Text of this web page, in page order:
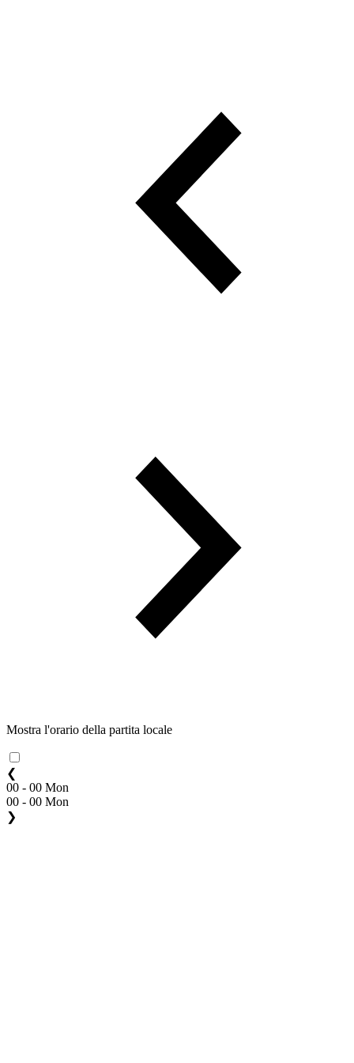
Mostra l'orario della partita locale
❮
00 - 00 Mon
00 - 00 Mon
❯